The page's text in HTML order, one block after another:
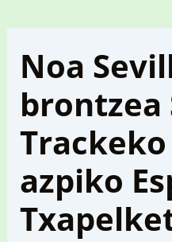
Noa
brontzea
azpiko